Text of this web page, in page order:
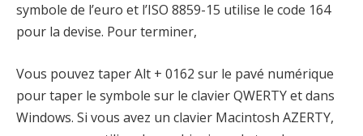
symbole de l’euro et l’ISO 8859-15 utilise le code 164
pour la devise. Pour terminer,
Vous pouvez taper Alt + 0162 sur le pavé numérique
pour taper le symbole sur le clavier QWERTY et dans
Windows. Si vous avez un clavier Macintosh AZERTY,